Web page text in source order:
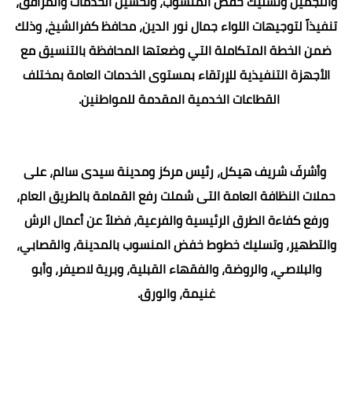
تنفيذاً لتوجيهات اللواء جمال نور الدين، محافظ كفرالشيخ، وذلك
ضمن الخطة المتكاملة التي وضعتها المحافظة بالتنسيق مع
الأجهزة التنفيذية للإرتقاء بمستوى الخدمات العامة بمختلف
القطاعات الخدمية المقدمة للمواطنين.
وأشرفَ شريف هيكل، رئيس مركز ومدينة سيدى سالم، على
حملات النظافة العامة التى شملت رفع القمامة بالطريق العام،
ورفع كفاءة الطرق الرئيسية والفرعية، فضلاً عن أعمال الرش
والتطهير، وتسليك خطوط خفض المنسوب بالمدينة، والقصابي،
والبلاصي، والروضة، والفقهاء القبلية، وبرية لاصيفر، وأبو
غنيمة، والورق.